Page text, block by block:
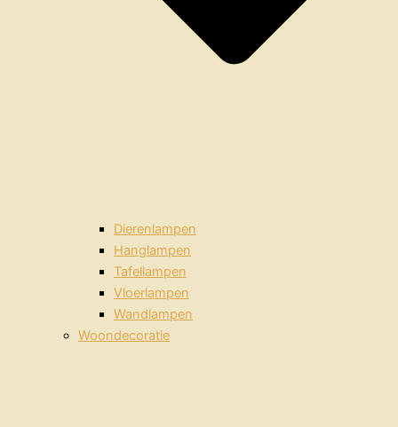
Dierenlampen
Hanglampen
Tafellampen
Vloerlampen
Wandlampen
Woondecoratie